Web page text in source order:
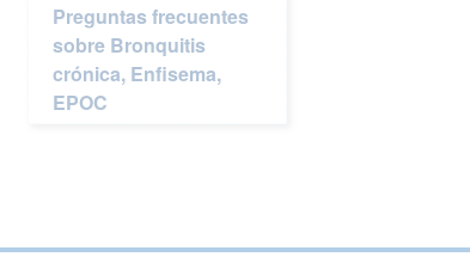
Preguntas frecuentes
sobre Bronquitis
crónica, Enfisema,
EPOC